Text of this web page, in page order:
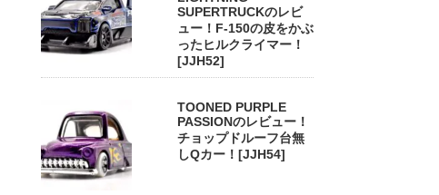
SUPERTRUCKのレビ
ュー！F-150の皮をかぶ
ったヒルクライマー！
[JJH52]
TOONED PURPLE
PASSIONのレビュー！
チョップドルーフ台無
しQカー！[JJH54]